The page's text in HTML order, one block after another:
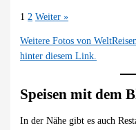
1 2 Weiter »
Weitere Fotos von
hinter diesem Link.
Speisen mit dem
In der Nähe gibt es auch